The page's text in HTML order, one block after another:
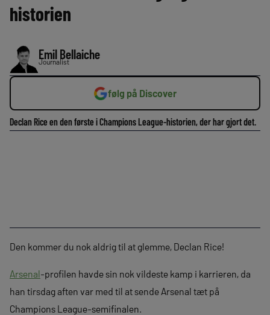
historien
Emil Bellaiche
Journalist
følg på Discover
Declan Rice en den første i Champions League-historien, der har gjort det.
Den kommer du nok aldrig til at glemme, Declan Rice!
Arsenal-profilen havde sin nok vildeste kamp i karrieren, da
han tirsdag aften var med til at sende Arsenal tæt på
Champions League-semifinalen.